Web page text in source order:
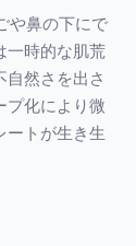
や鼻の下にで
一時的な肌荒
然さを出さ
プ化により微
ートが生き生